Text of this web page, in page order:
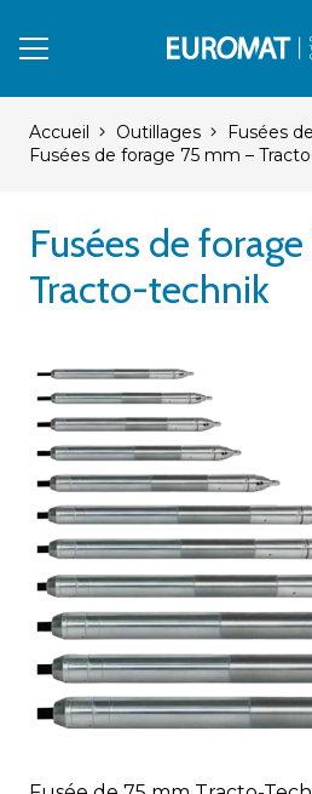
Accueil Outillages
Fusées
Fusées de forage 75 mm –
Fusées de
Tracto-technik